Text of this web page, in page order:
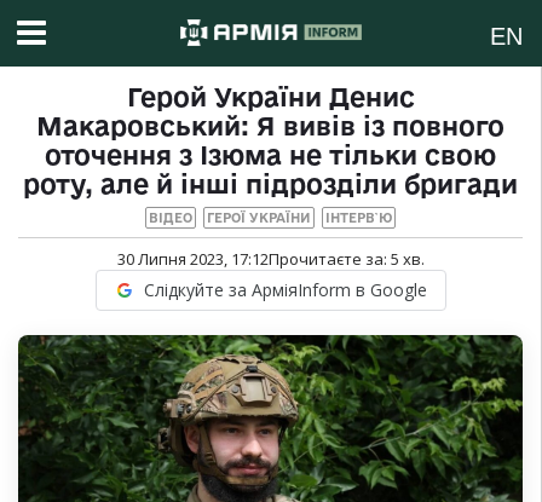
EN
Герой України Денис
Макаровський: Я вивів із повного
оточення з Ізюма не тільки свою
роту, але й інші підрозділи бригади
ВІДЕО ГЕРОЇ УКРАЇНИ ІНТЕРВ`Ю
30 Липня 2023, 17:12Прочитаєте за: 5 хв.
Слідкуйте за АрміяInform в Google